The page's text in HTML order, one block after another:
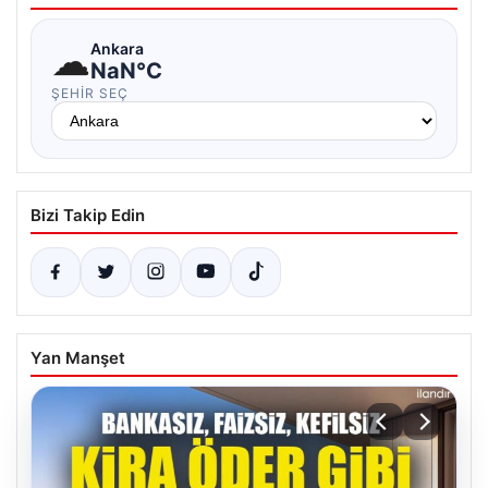
☁Ankara
NaN°C
ŞEHIR SEÇ
Bizi Takip Edin
Yan Manşet